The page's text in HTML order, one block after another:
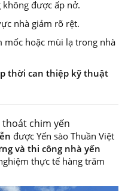
được ấp nở.
nhà giảm rõ rệt.
mốc hoặc mùi lạ trong nhà
thời can thiệp kỹ thuật
chim yến
được Yến sào Thuần Việt
và thi công nhà yến
thực tế hàng trăm